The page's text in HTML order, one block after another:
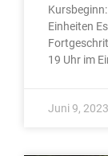
Einheiten
19 Uhr im
Juni 9, 2023